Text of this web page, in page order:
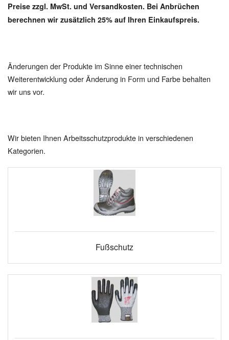
Preise zzgl. MwSt. und Versandkosten. Bei Anbrüchen
berechnen wir zusätzlich 25% auf Ihren Einkaufspreis.
Änderungen der Produkte im Sinne einer technischen
Weiterentwicklung oder Änderung in Form und Farbe behalten
wir uns vor.
Wir bieten Ihnen Arbeitsschutzprodukte in verschiedenen
Kategorien.
Fußschutz